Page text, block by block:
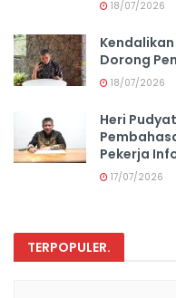
18/07/2026
Dorong
18/07/2026
Heri
Pekerja
17/07/2026
TERPOPULER.